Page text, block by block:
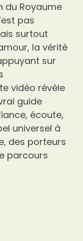
du Royaume
pas
surtout
la vérité
sur
vidéo révèle
guide
écoute,
universel à
des porteurs
parcours